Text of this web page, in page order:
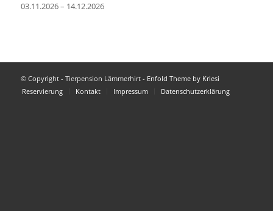
03.11.2026 – 14.12.2026
© Copyright - Tierpension Lämmerhirt - Enfold Theme by Kriesi
Reservierung
Kontakt Impressum Datenschutzerklärung